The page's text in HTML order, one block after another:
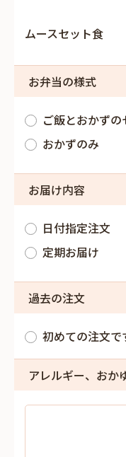
ムースセット食
お弁当の様式
ご飯とおかずの
おかずのみ
お届け内容
日付指定注文
定期お届け
過去の注文
初めての注文で
アレルギー、おか